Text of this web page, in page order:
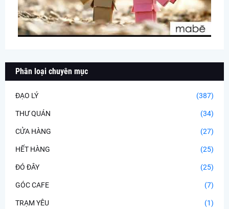
Phân loại chuyên mục
ĐẠO LÝ (387)
THƯ QUÁN (34)
CỬA HÀNG (27)
HẾT HÀNG (25)
ĐÓ ĐÂY (25)
GÓC CAFE (7)
TRẠM YÊU (1)